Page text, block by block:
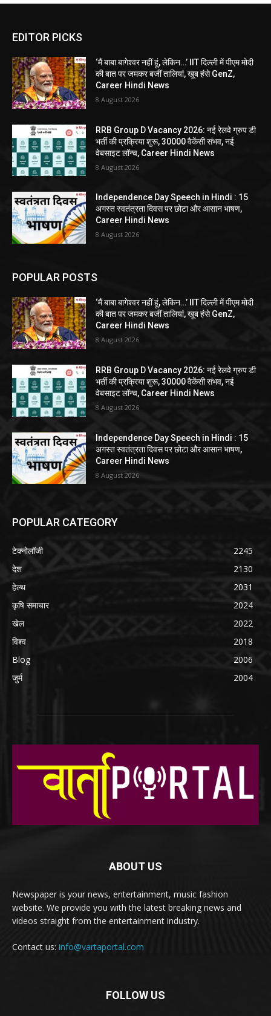
EDITOR PICKS
‘मैं बाबा बागेश्वर नहीं हूं, लेकिन…’ IIT दिल्ली में पीएम मोदी
की बात पर जमकर बजीं तालियां, खूब हंसे GenZ,
Career Hindi News
8 August 2026
RRB Group D Vacancy 2026: नई रेलवे ग्रुप डी
भर्ती की प्रक्रिया शुरू, 30000 वैकेंसी संभव, नई
वेबसाइट लॉन्च, Career Hindi News
8 August 2026
Independence Day Speech in Hindi : 15
अगस्त स्वतंत्रता दिवस पर छोटा और आसान भाषण,
Career Hindi News
8 August 2026
POPULAR POSTS
‘मैं बाबा बागेश्वर नहीं हूं, लेकिन…’ IIT दिल्ली में पीएम मोदी
की बात पर जमकर बजीं तालियां, खूब हंसे GenZ,
Career Hindi News
8 August 2026
RRB Group D Vacancy 2026: नई रेलवे ग्रुप डी
भर्ती की प्रक्रिया शुरू, 30000 वैकेंसी संभव, नई
वेबसाइट लॉन्च, Career Hindi News
8 August 2026
Independence Day Speech in Hindi : 15
अगस्त स्वतंत्रता दिवस पर छोटा और आसान भाषण,
Career Hindi News
8 August 2026
POPULAR CATEGORY
टेक्नोलॉजी
2245
देश
2130
हेल्थ
2031
कृषि समाचार
2024
खेल
2022
विश्व
2018
Blog
2006
जुर्म
2004
ABOUT US
Newspaper is your news, entertainment, music fashion
website. We provide you with the latest breaking news and
videos straight from the entertainment industry.
Contact us: info@vartaportal.com
FOLLOW US